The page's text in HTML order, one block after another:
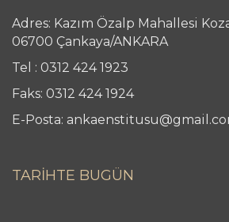
Adres: Kazım Özalp Mahallesi
06700 Çankaya/ANKARA
Tel : 0312 424 1923
Faks: 0312 424 1924
E-Posta:
TARİHTE BUGÜN